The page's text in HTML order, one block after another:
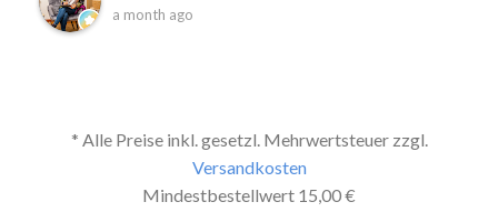
a month ago
* Alle Preise inkl. gesetzl. Mehrwertsteuer zzgl.
Versandkosten
Mindestbestellwert 15,00 €